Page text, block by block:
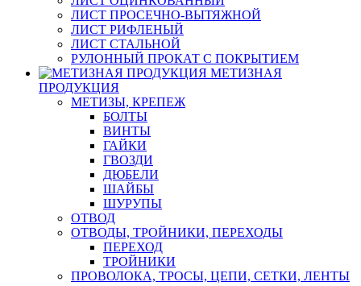
ЛИСТ ПРОСЕЧНО-ВЫТЯЖНОЙ
ЛИСТ РИФЛЕНЫЙ
ЛИСТ СТАЛЬНОЙ
РУЛОННЫЙ ПРОКАТ С ПОКРЫТИЕМ
МЕТИЗНАЯ
ПРОДУКЦИЯ
МЕТИЗЫ, КРЕПЕЖ
БОЛТЫ
ВИНТЫ
ГАЙКИ
ГВОЗДИ
ДЮБЕЛИ
ШАЙБЫ
ШУРУПЫ
ОТВОД
ОТВОДЫ, ТРОЙНИКИ, ПЕРЕХОДЫ
ПЕРЕХОД
ТРОЙНИКИ
ПРОВОЛОКА, ТРОСЫ, ЦЕПИ, СЕТКИ, ЛЕНТЫ